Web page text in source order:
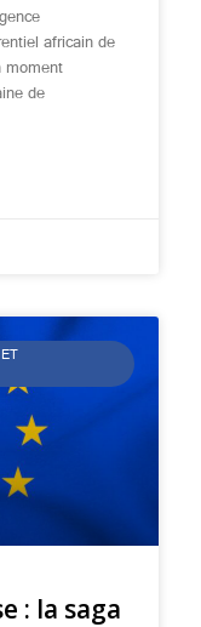
africain de
moment
de
: la saga